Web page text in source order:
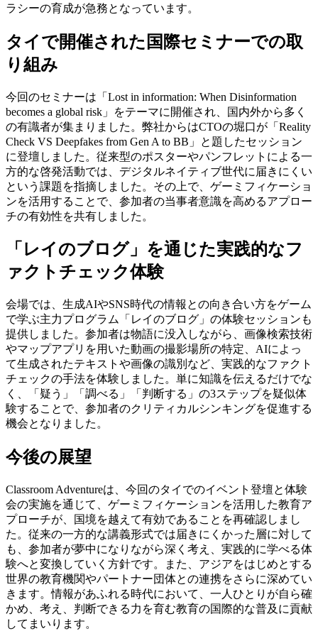
ラシーの育成が急務となっています。
タイで開催された国際セミナーでの取
り組み
今回のセミナーは「Lost in information: When Disinformation
becomes a global risk」をテーマに開催され、国内外から多く
の有識者が集まりました。弊社からはCTOの堀口が「Reality
Check VS Deepfakes from Gen A to BB」と題したセッション
に登壇しました。従来型のポスターやパンフレットによる一
方的な啓発活動では、デジタルネイティブ世代に届きにくい
という課題を指摘しました。その上で、ゲーミフィケーショ
ンを活用することで、参加者の当事者意識を高めるアプロー
チの有効性を共有しました。
「レイのブログ」を通じた実践的なフ
ァクトチェック体験
会場では、生成AIやSNS時代の情報との向き合い方をゲーム
で学ぶ主力プログラム「レイのブログ」の体験セッションも
提供しました。参加者は物語に没入しながら、画像検索技術
やマップアプリを用いた動画の撮影場所の特定、AIによっ
て生成されたテキストや画像の識別など、実践的なファクト
チェックの手法を体験しました。単に知識を伝えるだけでな
く、「疑う」「調べる」「判断する」の3ステップを疑似体
験することで、参加者のクリティカルシンキングを促進する
機会となりました。
今後の展望
Classroom Adventureは、今回のタイでのイベント登壇と体験
会の実施を通じて、ゲーミフィケーションを活用した教育ア
プローチが、国境を越えて有効であることを再確認しまし
た。従来の一方的な講義形式では届きにくかった層に対して
も、参加者が夢中になりながら深く考え、実践的に学べる体
験へと変換していく方針です。また、アジアをはじめとする
世界の教育機関やパートナー団体との連携をさらに深めてい
きます。情報があふれる時代において、一人ひとりが自ら確
かめ、考え、判断できる力を育む教育の国際的な普及に貢献
してまいります。